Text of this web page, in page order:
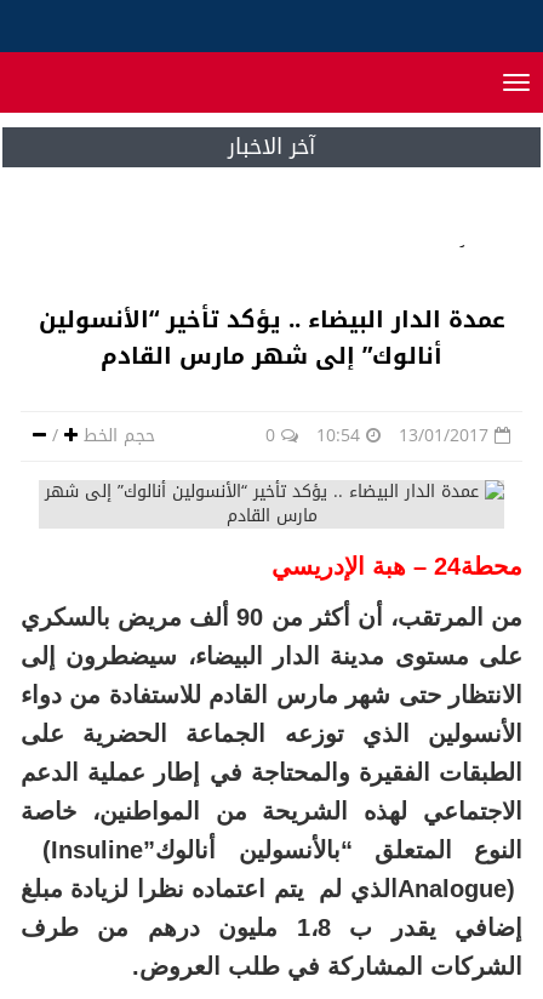
Toggle
navigation
آخر الاخبار
عمدة الدار البيضاء .. يؤكد تأخير “الأنسولين
أنالوك” إلى شهر مارس القادم
حجم الخط / 13/01/2017
10:54
0
محطة24 – هبة الإدريسي
من المرتقب، أن أكثر من 90 ألف مريض بالسكري
على مستوى مدينة الدار البيضاء، سيضطرون إلى
الانتظار حتى شهر مارس القادم للاستفادة من دواء
الأنسولين الذي توزعه الجماعة الحضرية على
الطبقات الفقيرة والمحتاجة في إطار عملية الدعم
الاجتماعي لهذه الشريحة من المواطنين، خاصة
النوع المتعلق “بالأنسولين أنالوك”(Insuline
Analogue)الذي لم يتم اعتماده نظرا لزيادة مبلغ
إضافي يقدر ب 1،8 مليون درهم من طرف
الشركات المشاركة في طلب العروض.